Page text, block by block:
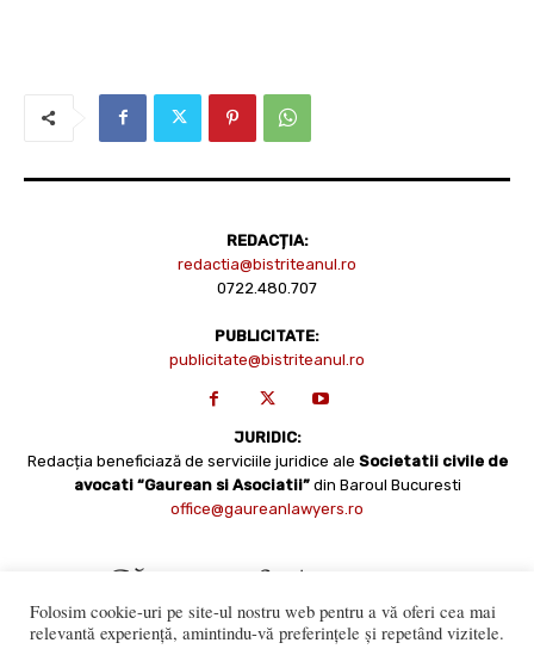
REDACȚIA:
redactia@bistriteanul.ro
0722.480.707
PUBLICITATE:
publicitate@bistriteanul.ro
JURIDIC:
Redacția beneficiază de serviciile juridice ale Societatii civile de
avocati “Gaurean si Asociatii” din Baroul Bucuresti
office@gaureanlawyers.ro
Folosim cookie-uri pe site-ul nostru web pentru a vă oferi cea mai
relevantă experiență, amintindu-vă preferințele și repetând vizitele.